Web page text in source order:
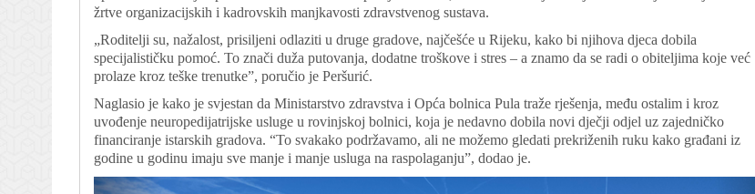
žrtve organizacijskih i kadrovskih manjkavosti zdravstvenog sustava.
„Roditelji su, nažalost, prisiljeni odlaziti u druge gradove, najčešće u Rijeku, kako bi njihova djeca dobila
specijalističku pomoć. To znači duža putovanja, dodatne troškove i stres – a znamo da se radi o obiteljima koje već
prolaze kroz teške trenutke”, poručio je Peršurić.
Naglasio je kako je svjestan da Ministarstvo zdravstva i Opća bolnica Pula traže rješenja, među ostalim i kroz
uvođenje neuropedijatrijske usluge u rovinjskoj bolnici, koja je nedavno dobila novi dječji odjel uz zajedničko
financiranje istarskih gradova. “To svakako podržavamo, ali ne možemo gledati prekriženih ruku kako građani iz
godine u godinu imaju sve manje i manje usluga na raspolaganju”, dodao je.